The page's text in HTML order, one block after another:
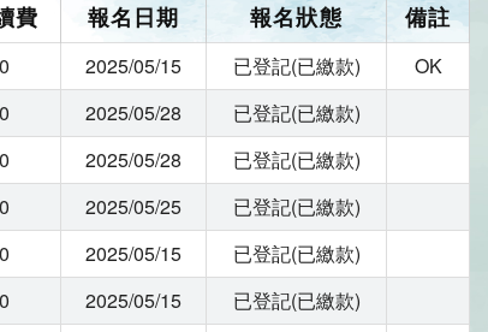
費 報名日期 報名狀態 備註
0 2025/05/15 已登記(已繳款)
OK
0 2025/05/28
已登記(已繳款)
0 2025/05/28
已登記(已繳款)
0 2025/05/25
已登記(已繳款)
0 2025/05/15
已登記(已繳款)
0 2025/05/15
已登記(已繳款)